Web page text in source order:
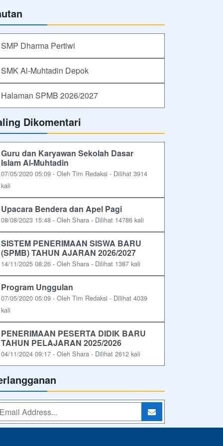
SMP Dharma Pertiwi
SMK Al-Muhtadin Depok
Halaman SPMB 2026/2027
Dikomentari
Guru dan Karyawan Sekolah Dasar
Islam Al-Muhtadin
07/05/2020 05:09 - Oleh Tim Redaksi - Dilihat 3914
kali
Upacara Bendera dan Apel Pagi
08/08/2023 15:48 - Oleh Shara - Dilihat 14786 kali
SISTEM PENERIMAAN SISWA BARU
(SPMB) TAHUN AJARAN 2026/2027
14/11/2025 08:26 - Oleh Shara - Dilihat 1387 kali
Program Unggulan
07/05/2020 05:09 - Oleh Tim Redaksi - Dilihat 4039
kali
PENERIMAAN PESERTA DIDIK BARU
TAHUN PELAJARAN 2025/2026
04/11/2024 09:17 - Oleh Shara - Dilihat 2612 kali